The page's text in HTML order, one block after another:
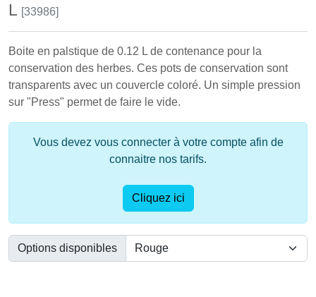
L [33986]
Boite en palstique de 0.12 L de contenance pour la
conservation des herbes. Ces pots de conservation sont
transparents avec un couvercle coloré. Un simple pression
sur "Press" permet de faire le vide.
Vous devez vous connecter à votre compte afin de
connaitre nos tarifs.
Cliquez ici
Options disponibles